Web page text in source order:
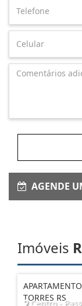
AGENDE
Imóveis
TORRES RS
Centro -